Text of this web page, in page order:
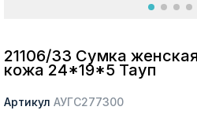
Покупателям
21106/33 Сумка
кожа 24*19*5 Тауп
Артикул АУГС277300